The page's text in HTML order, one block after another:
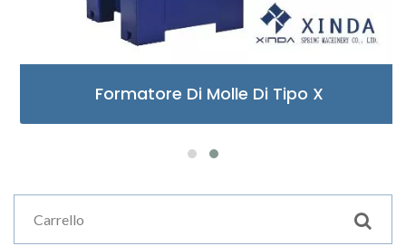
Formatore Di Molle Di Tipo X